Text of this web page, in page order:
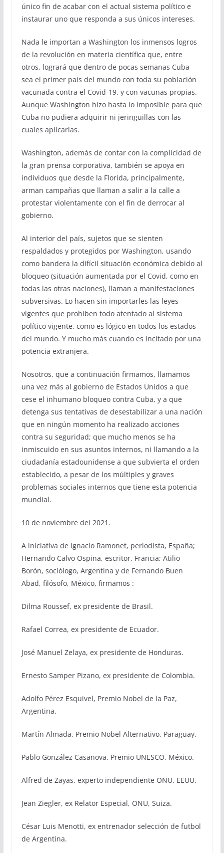
único fin de acabar con el actual sistema político e
instaurar uno que responda a sus únicos intereses.
Nada le importan a Washington los inmensos logros
de la revolución en materia científica que, entre
otros, logrará que dentro de pocas semanas Cuba
sea el primer país del mundo con toda su población
vacunada contra el Covid-19, y con vacunas propias.
Aunque Washington hizo hasta lo imposible para que
Cuba no pudiera adquirir ni jeringuillas con las
cuales aplicarlas.
Washington, además de contar con la complicidad de
la gran prensa corporativa, también se apoya en
individuos que desde la Florida, principalmente,
arman campañas que llaman a salir a la calle a
protestar violentamente con el fin de derrocar al
gobierno.
Al interior del país, sujetos que se sienten
respaldados y protegidos por Washington, usando
como bandera la difícil situación económica debido al
bloqueo (situación aumentada por el Covid, como en
todas las otras naciones), llaman a manifestaciones
subversivas. Lo hacen sin importarles las leyes
vigentes que prohíben todo atentado al sistema
político vigente, como es lógico en todos los estados
del mundo. Y mucho más cuando es incitado por una
potencia extranjera.
Nosotros, que a continuación firmamos, llamamos
una vez más al gobierno de Estados Unidos a que
cese el inhumano bloqueo contra Cuba, y a que
detenga sus tentativas de desestabilizar a una nación
que en ningún momento ha realizado acciones
contra su seguridad; que mucho menos se ha
inmiscuido en sus asuntos internos, ni llamando a la
ciudadanía estadounidense a que subvierta el orden
establecido, a pesar de los múltiples y graves
problemas sociales internos que tiene esta potencia
mundial.
10 de noviembre del 2021.
A iniciativa de Ignacio Ramonet, periodista, España;
Hernando Calvo Ospina, escritor, Francia; Atilio
Borón, sociólogo, Argentina y de Fernando Buen
Abad, filósofo, México, firmamos :
Dilma Roussef, ex presidente de Brasil.
Rafael Correa, ex presidente de Ecuador.
José Manuel Zelaya, ex presidente de Honduras.
Ernesto Samper Pizano, ex presidente de Colombia.
Adolfo Pérez Esquivel, Premio Nobel de la Paz,
Argentina.
Martín Almada, Premio Nobel Alternativo, Paraguay.
Pablo González Casanova, Premio UNESCO, México.
Alfred de Zayas, experto independiente ONU, EEUU.
Jean Ziegler, ex Relator Especial, ONU, Suiza.
César Luis Menotti, ex entrenador selección de futbol
de Argentina.